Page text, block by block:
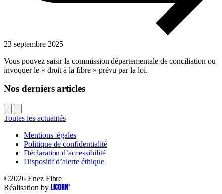
23 septembre 2025
Vous pouvez saisir la commission départementale de conciliation ou
invoquer le « droit à la fibre » prévu par la loi.
Nos derniers articles
Toutes les actualités
Mentions légales
Politique de confidentialité
Déclaration d’accessibilité
Dispositif d’alerte éthique
©2026 Enez Fibre
Réalisation by